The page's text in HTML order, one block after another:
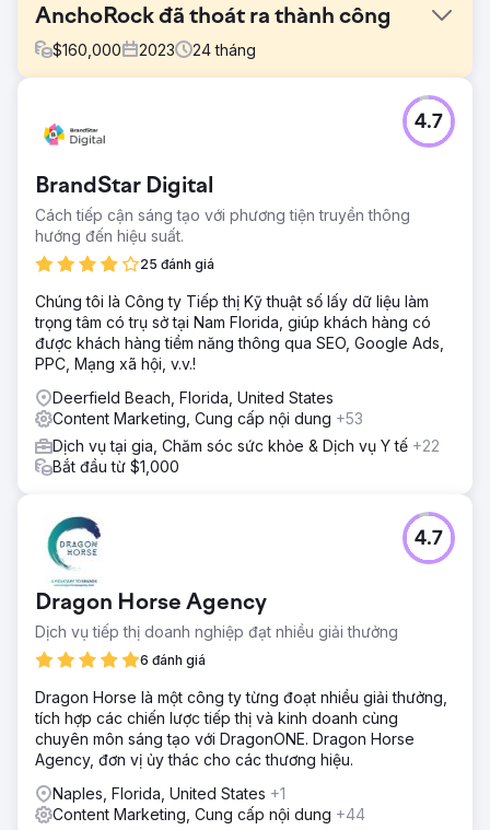
AnchoRock đã thoát ra thành công
$160,000 2023 24 tháng
Đầu năm 2022, AnchoRock, một công ty khởi nghiệp công
nghệ trẻ có trụ sở tại San Diego, California, do người đồng
đã đặt mục tiêu phát triển kinh doanh và trở thành công ty
phần mềm an toàn xây dựng hàng đầu trong một thị
trường đang thiếu tùy chọn.
Giải pháp
tài khoản và cập nhật thương hiệu đầy đủ. Làm việc để cải
thiện tất cả các kênh (email, mạng xã hội, SEO, PR và tự
động hóa tiếp thị) Phát triển và tối ưu hóa trang web • Tạo
nội dung hàng tháng bao gồm các trang dịch vụ, blog,
nghiên cứu điển hình và Landi
Kết quả
Tăng 50% lưu lượng truy cập web không phải trả tiền
Tăng 200% về khách hàng tiềm năng Mua lại toàn bộ
BrandStar Digital
Cách tiếp cận sáng tạo với phương tiện truyền thông
hướng đến hiệu suất.
25 đánh giá
4.7
Chúng tôi là Công ty Tiếp thị Kỹ thuật số lấy dữ liệu làm
trọng tâm có trụ sở tại Nam Florida, giúp khách hàng có
được khách hàng tiềm năng thông qua SEO, Google Ads,
PPC, Mạng xã hội, v.v.!
Deerfield Beach, Florida, United States
Content Marketing, Cung cấp nội dung +53
Dịch vụ tại gia, Chăm sóc sức khỏe & Dịch vụ Y tế +22
Bắt đầu từ $1,000
Dragon Horse Agency
Dịch vụ tiếp thị doanh nghiệp đạt nhiều giải thưởng
6 đánh giá
4.7
Dragon Horse là một công ty từng đoạt nhiều giải thưởng,
tích hợp các chiến lược tiếp thị và kinh doanh cùng
chuyên môn sáng tạo với DragonONE. Dragon Horse
Agency, đơn vị ủy thác cho các thương hiệu.
Naples, Florida, United States +1
Content Marketing, Cung cấp nội dung +44